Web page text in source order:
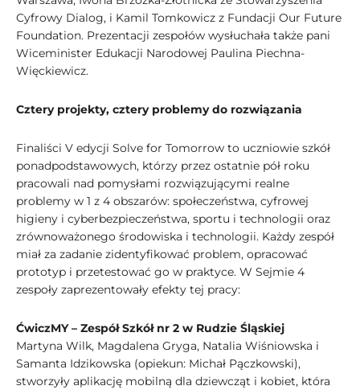
Cyfrowy Dialog, i Kamil Tomkowicz z Fundacji Our Future
Foundation. Prezentacji zespołów wysłuchała także pani
Wiceminister Edukacji Narodowej Paulina Piechna-
Więckiewicz.
Cztery projekty, cztery problemy do rozwiązania
Finaliści V edycji Solve for Tomorrow to uczniowie szkół
ponadpodstawowych, którzy przez ostatnie pół roku
pracowali nad pomysłami rozwiązującymi realne
problemy w 1 z 4 obszarów: społeczeństwa, cyfrowej
higieny i cyberbezpieczeństwa, sportu i technologii oraz
zrównoważonego środowiska i technologii. Każdy zespół
miał za zadanie zidentyfikować problem, opracować
prototyp i przetestować go w praktyce. W Sejmie 4
zespoły zaprezentowały efekty tej pracy:
ĆwiczMY – Zespół Szkół nr 2 w Rudzie Śląskiej
Martyna Wilk, Magdalena Gryga, Natalia Wiśniowska i
Samanta Idzikowska (opiekun: Michał Pączkowski),
stworzyły aplikację mobilną dla dziewcząt i kobiet, która